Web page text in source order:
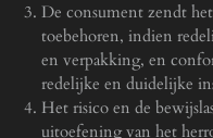
De consument zendt
toebehoren, indien
en verpakking, en
redelijke en duidelijke
Het risico en de
uitoefening van het